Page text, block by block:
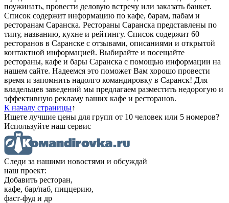
поужинать, провести деловую встречу или заказать банкет.
Список содержит информацию по кафе, барам, пабам и
ресторанам Саранска. Рестораны Саранска представлены по
типу, названию, кухне и рейтингу. Cписок содержит 60
ресторанов в Саранске с отзывами, описаниями и открытой
контактной информацией. Выбирайте и посещайте
рестораны, кафе и бары Саранска с помощью информации на
нашем сайте. Надеемся это поможет Вам хорошо провести
время и запомнить надолго командировку в Саранск! Для
владельцев заведений мы предлагаем разместить недорогую и
эффективную рекламу ваших кафе и ресторанов.
К началу страницы↑
Ищете лучшие цены для групп от 10 человек или 5 номеров?
Используйте наш сервис
Следи за нашими новостями и обсуждай
наш проект:
Добавить ресторан,
кафе, бар/паб, пиццерию,
фаст-фуд и др